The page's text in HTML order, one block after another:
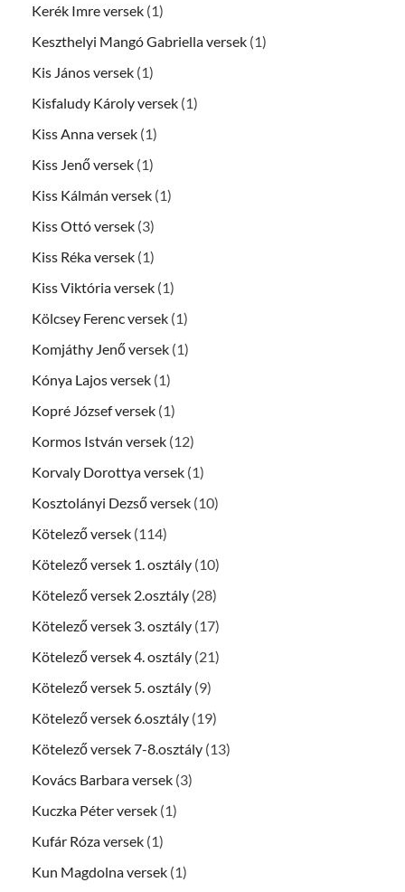
Kerék Imre versek (1)
Keszthelyi Mangó Gabriella versek (1)
Kis János versek (1)
Kisfaludy Károly versek (1)
Kiss Anna versek (1)
Kiss Jenő versek (1)
Kiss Kálmán versek (1)
Kiss Ottó versek (3)
Kiss Réka versek (1)
Kiss Viktória versek (1)
Kölcsey Ferenc versek (1)
Komjáthy Jenő versek (1)
Kónya Lajos versek (1)
Kopré József versek (1)
Kormos István versek (12)
Korvaly Dorottya versek (1)
Kosztolányi Dezső versek (10)
Kötelező versek (114)
Kötelező versek 1. osztály (10)
Kötelező versek 2.osztály (28)
Kötelező versek 3. osztály (17)
Kötelező versek 4. osztály (21)
Kötelező versek 5. osztály (9)
Kötelező versek 6.osztály (19)
Kötelező versek 7-8.osztály (13)
Kovács Barbara versek (3)
Kuczka Péter versek (1)
Kufár Róza versek (1)
Kun Magdolna versek (1)